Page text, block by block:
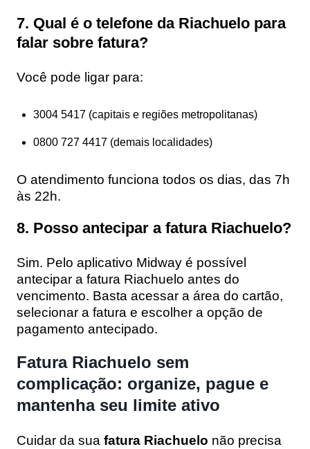
7. Qual é o telefone da Riachuelo para
falar sobre fatura?
Você pode ligar para:
3004 5417 (capitais e regiões metropolitanas)
0800 727 4417 (demais localidades)
O atendimento funciona todos os dias, das 7h
às 22h.
8. Posso antecipar a fatura Riachuelo?
Sim. Pelo aplicativo Midway é possível
antecipar a fatura Riachuelo antes do
vencimento. Basta acessar a área do cartão,
selecionar a fatura e escolher a opção de
pagamento antecipado.
Fatura Riachuelo sem
complicação: organize, pague e
mantenha seu limite ativo
Cuidar da sua fatura Riachuelo não precisa